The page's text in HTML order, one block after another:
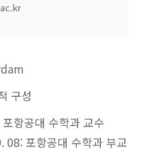
구성
항공대 수학과 교수
08: 포항공대 수학과 부교